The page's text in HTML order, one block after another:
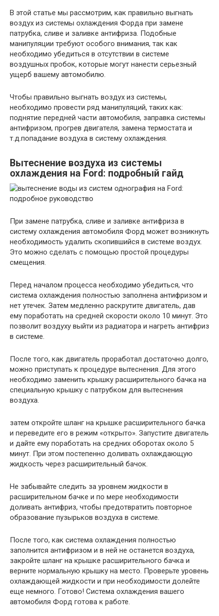
В этой статье мы рассмотрим, как правильно выгнать
воздух из системы охлаждения Форда при замене
патрубка, сливе и заливке антифриза. Подобные
манипуляции требуют особого внимания, так как
необходимо убедиться в отсутствии в системе
воздушных пробок, которые могут нанести серьезный
ущерб вашему автомобилю.
Чтобы правильно выгнать воздух из системы,
необходимо провести ряд манипуляций, таких как:
поднятие передней части автомобиля, заправка системы
антифризом, прогрев двигателя, замена термостата и
т.д.попадание воздуха в систему охлаждения.
Вытеснение воздуха из системы
охлаждения на Ford: подробный гайд
При замене патрубка, сливе и заливке антифриза в
систему охлаждения автомобиля Форд может возникнуть
необходимость удалить скопившийся в системе воздух.
Это можно сделать с помощью простой процедуры
смещения.
Перед началом процесса необходимо убедиться, что
система охлаждения полностью заполнена антифризом и
нет утечек. Затем медленно раскрутите двигатель, дав
ему поработать на средней скорости около 10 минут. Это
позволит воздуху выйти из радиатора и нагреть антифриз
в системе.
После того, как двигатель проработал достаточно долго,
можно приступать к процедуре вытеснения. Для этого
необходимо заменить крышку расширительного бачка на
специальную крышку с патрубком для вытеснения
воздуха.
затем откройте шланг на крышке расширительного бачка
и переведите его в режим «открыто». Запустите двигатель
и дайте ему поработать на средних оборотах около 5
минут. При этом постепенно доливать охлаждающую
жидкость через расширительный бачок.
Не забывайте следить за уровнем жидкости в
расширительном бачке и по мере необходимости
доливать антифриз, чтобы предотвратить повторное
образование пузырьков воздуха в системе.
После того, как система охлаждения полностью
заполнится антифризом и в ней не останется воздуха,
закройте шланг на крышке расширительного бачка и
верните нормальную крышку на место. Проверьте уровень
охлаждающей жидкости и при необходимости долейте
еще немного. Готово! Система охлаждения вашего
автомобиля Форд готова к работе.